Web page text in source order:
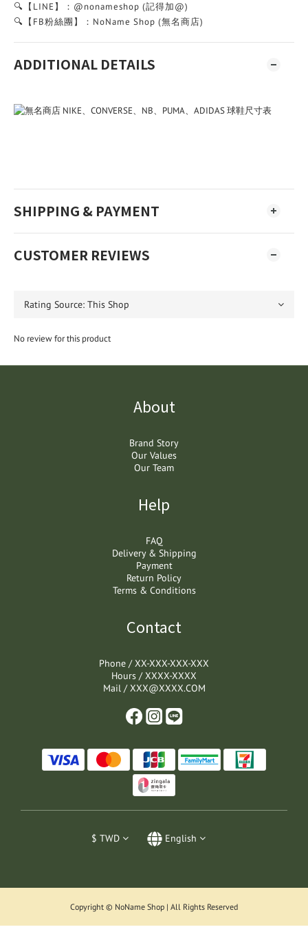
🔍【LINE】：@nonameshop (記得加@)
🔍【FB粉絲團】：NoName Shop (無名商店)
ADDITIONAL DETAILS
SHIPPING & PAYMENT
CUSTOMER REVIEWS
No review for this product
About
Brand Story
Our Values
Our Team
Help
FAQ
Delivery & Shipping
Payment
Return Policy
Terms & Conditions
Contact
Phone / XX-XXX-XXX-XXX
Hours / XXXX-XXXX
Mail / XXX@XXXX.COM
$ TWD English
Copyright © NoName Shop | All Rights Reserved